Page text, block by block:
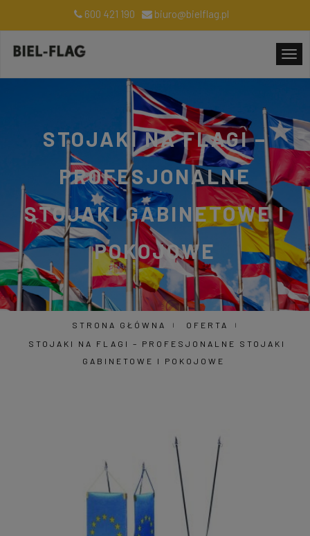
600 421 190 biuro@bielflag.pl
STOJAKI NA FLAGI –
PROFESJONALNE
STOJAKI GABINETOWE I
POKOJOWE
STRONA GŁÓWNA
OFERTA
STOJAKI NA FLAGI – PROFESJONALNE STOJAKI
GABINETOWE I POKOJOWE